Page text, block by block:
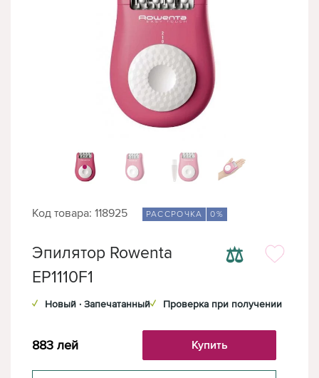
Код товара: 118925 РАССРОЧКА 0%
⚖
Эпилятор Rowenta
EP1110F1
✓ Новый · Запечатанный✓ Проверка при получении
883 лей Купить